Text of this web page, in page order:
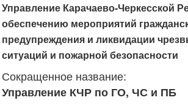
Управление Карачаево-Черкесской
обеспечению мероприятий
предупреждения и ликвидации
ситуаций и пожарной безопасности
Сокращенное название:
Управление КЧР по ГО, ЧС и ПБ